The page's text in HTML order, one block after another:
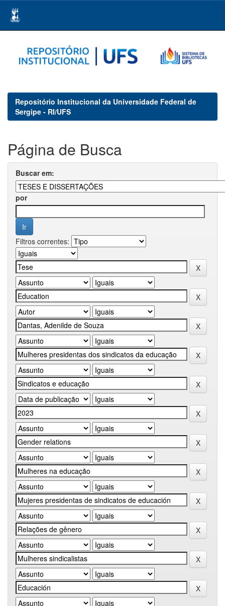
navigation
Repositório Institucional da Universidade Federal de
Sergipe - RI/UFS
Página de Busca
Buscar em:
por
Filtros correntes: